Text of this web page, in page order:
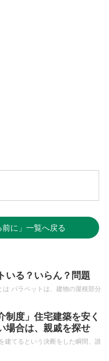
に」一覧へ戻る
いる？いらん？問題
は パラペットは、建物の屋根部分
制度」住宅建築を安く
場合は、親戚を探せ
建てるという決断をした瞬間、誰